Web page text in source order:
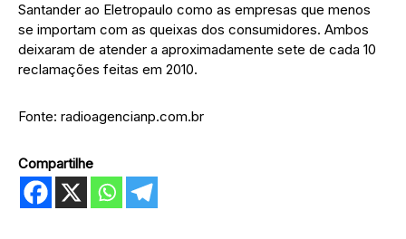
Santander ao Eletropaulo como as empresas que menos
se importam com as queixas dos consumidores. Ambos
deixaram de atender a aproximadamente sete de cada 10
reclamações feitas em 2010.
Fonte: radioagencianp.com.br
Compartilhe